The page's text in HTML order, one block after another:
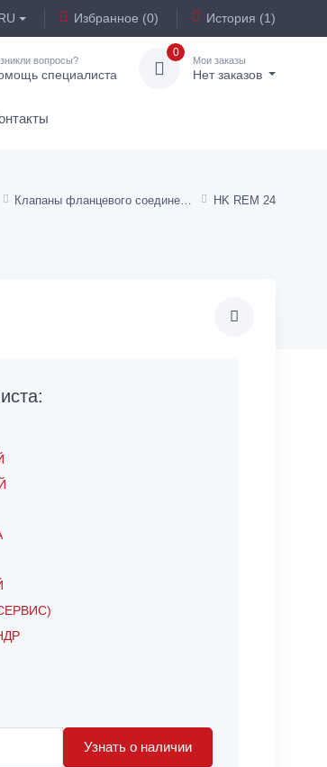
Избранное (0) История (1)
вопросы?
специалиста
0
Мои заказы
Нет заказов
Клапаны фланцевого соединения SAE HK REM 24
Узнать о наличии